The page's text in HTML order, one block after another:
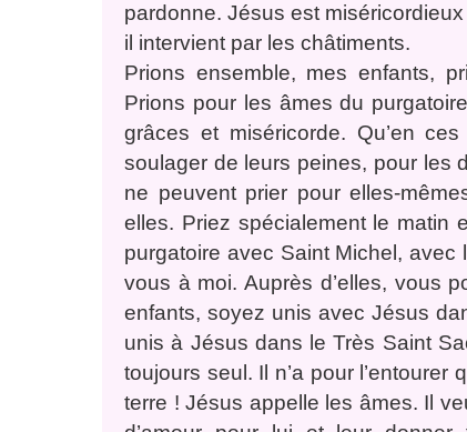
pardonne. Jésus est
il intervient par les châtiments.
Prions ensemble, mes enfants,
Prions pour les âmes du
grâces et miséricorde. Qu’en
soulager de leurs peines, pour les
ne peuvent prier pour elles-
elles. Priez spécialement le matin
purgatoire avec Saint Michel,
vous à moi. Auprès d’elles, vous
enfants, soyez unis avec Jésus
unis à Jésus dans le Très Saint
toujours seul. Il n’a pour
terre ! Jésus appelle les âmes. Il